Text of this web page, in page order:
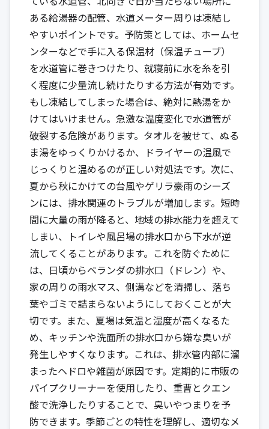
ある給湯器の配管、水道メーター周りは凍結し
やすいポイントです。予防策としては、ホームセ
ンターなどで手に入る保温材（保温チューブ）
を水道管に巻きつけたり、就寝前に水を糸を引
く程度に少量流し続けたりする方法が有効です。
もし凍結してしまった場合は、絶対に熱湯をか
けてはいけません。急激な温度変化で水道管が
破裂する危険があります。タオルを被せて、ぬる
ま湯をゆっくりかけるか、ドライヤーの温風で
じっくりと温めるのが正しい対処法です。次に、
夏から秋にかけての台風やゲリラ豪雨のシーズ
ンには、排水関連のトラブルが増加します。短時
間に大量の雨が降ると、地域の排水能力を超えて
しまい、トイレや風呂場の排水口から下水が逆
流してくることがあります。これを防ぐために
は、日頃からベランダの排水口（ドレン）や、
家の周りの雨水マス、側溝などを清掃し、落ち
葉やゴミで詰まらないようにしておくことが大
切です。また、夏場は気温と湿度が高くなるた
め、キッチンや洗面所の排水口から嫌な臭いが
発生しやすくなります。これは、排水管内部に溜
まったヘドロや雑菌が原因です。定期的に市販の
パイプクリーナーを使用したり、重曹とクエン
酸で洗浄したりすることで、臭いやつまりを予
防できます。季節ごとの特性を理解し、適切なメ